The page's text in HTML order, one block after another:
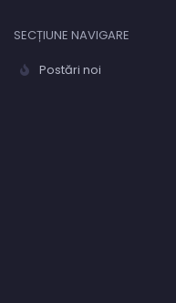
SECȚIUNE NAVIGARE
Postări noi